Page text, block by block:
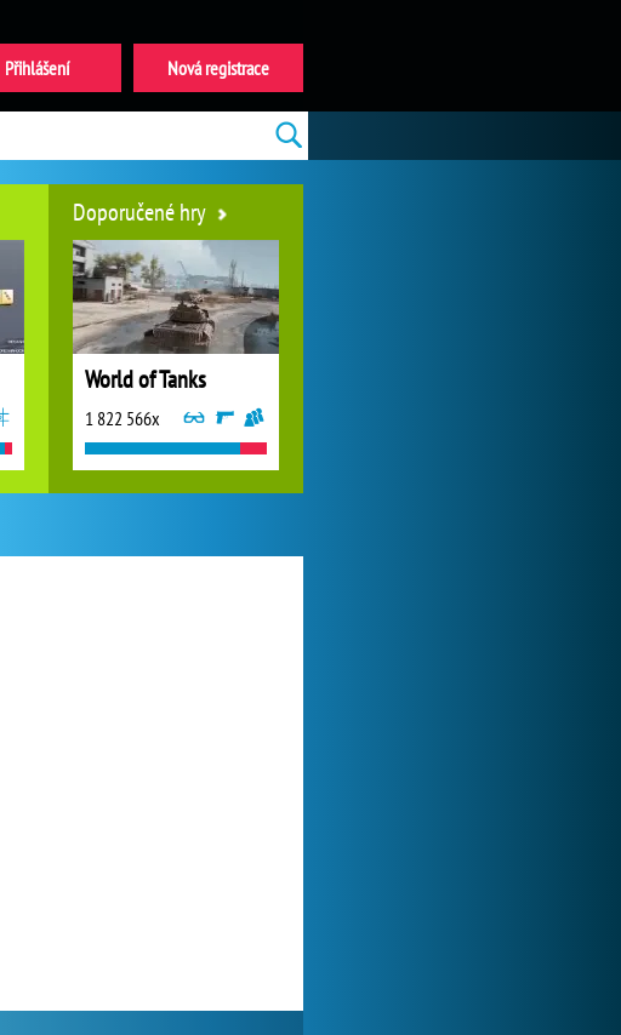
Doporučené hry
World of Tanks
1 822 566x
Nová registrace
Přihlášení